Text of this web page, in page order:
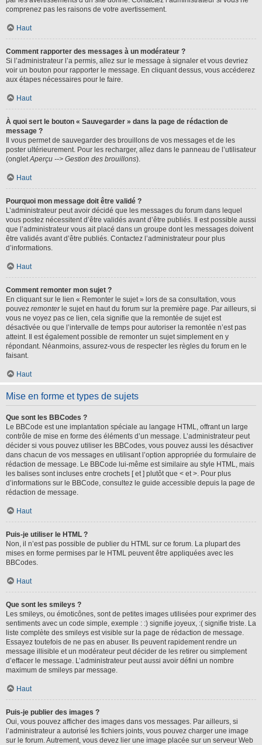
comprenez pas les raisons de votre avertissement.
Haut
Comment rapporter des messages à un modérateur ?
Si l’administrateur l’a permis, allez sur le message à signaler et vous devriez
voir un bouton pour rapporter le message. En cliquant dessus, vous accéderez
aux étapes nécessaires pour le faire.
Haut
À quoi sert le bouton « Sauvegarder » dans la page de rédaction de
message ?
Il vous permet de sauvegarder des brouillons de vos messages et de les
poster ultérieurement. Pour les recharger, allez dans le panneau de l’utilisateur
(ongletAperçu --> Gestion des brouillons).
Haut
Pourquoi mon message doit être validé ?
L’administrateur peut avoir décidé que les messages du forum dans lequel
vous postez nécessitent d’être validés avant d’être publiés. Il est possible aussi
que l’administrateur vous ait placé dans un groupe dont les messages doivent
être validés avant d’être publiés. Contactez l’administrateur pour plus
d’informations.
Haut
Comment remonter mon sujet ?
En cliquant sur le lien « Remonter le sujet » lors de sa consultation, vous
pouvez remonterle sujet en haut du forum sur la première page. Par ailleurs, si
vous ne voyez pas ce lien, cela signifie que la remontée de sujet est
désactivée ou que l’intervalle de temps pour autoriser la remontée n’est pas
atteint. Il est également possible de remonter un sujet simplement en y
répondant. Néanmoins, assurez-vous de respecter les règles du forum en le
faisant.
Haut
Mise en forme et types de sujets
Que sont les BBCodes ?
Le BBCode est une implantation spéciale au langage HTML, offrant un large
contrôle de mise en forme des éléments d’un message. L’administrateur peut
décider si vous pouvez utiliser les BBCodes, vous pouvez aussi les désactiver
dans chacun de vos messages en utilisant l’option appropriée du formulaire de
rédaction de message. Le BBCode lui-même est similaire au style HTML, mais
les balises sont incluses entre crochets [ et ] plutôt que < et >. Pour plus
d’informations sur le BBCode, consultez le guide accessible depuis la page de
rédaction de message.
Haut
Puis-je utiliser le HTML ?
Non, il n’est pas possible de publier du HTML sur ce forum. La plupart des
mises en forme permises par le HTML peuvent être appliquées avec les
BBCodes.
Haut
Que sont les smileys ?
Les smileys, ou émoticônes, sont de petites images utilisées pour exprimer des
sentiments avec un code simple, exemple : :) signifie joyeux, :( signifie triste. La
liste complète des smileys est visible sur la page de rédaction de message.
Essayez toutefois de ne pas en abuser. Ils peuvent rapidement rendre un
message illisible et un modérateur peut décider de les retirer ou simplement
d’effacer le message. L’administrateur peut aussi avoir défini un nombre
maximum de smileys par message.
Haut
Puis-je publier des images ?
Oui, vous pouvez afficher des images dans vos messages. Par ailleurs, si
l’administrateur a autorisé les fichiers joints, vous pouvez charger une image
sur le forum. Autrement, vous devez lier une image placée sur un serveur Web